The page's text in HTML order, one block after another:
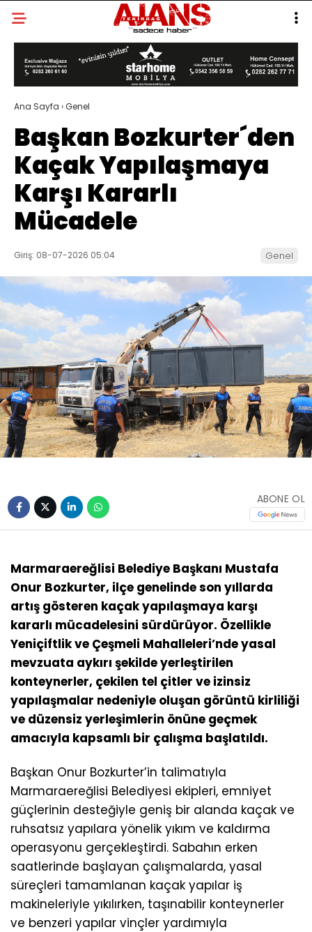
Ana Sayfa ›Genel
Başkan Bozkurter´den
Kaçak Yapılaşmaya
Karşı Kararlı
Mücadele
Giriş: 08-07-2026 05:04 Genel
ABONE OL
Marmaraereğlisi Belediye Başkanı Mustafa
Onur Bozkurter, ilçe genelinde son yıllarda
artış gösteren kaçak yapılaşmaya karşı
kararlı mücadelesini sürdürüyor. Özellikle
Yeniçiftlik ve Çeşmeli Mahalleleri’nde yasal
mevzuata aykırı şekilde yerleştirilen
konteynerler, çekilen tel çitler ve izinsiz
yapılaşmalar nedeniyle oluşan görüntü kirliliği
ve düzensiz yerleşimlerin önüne geçmek
amacıyla kapsamlı bir çalışma başlatıldı.
Başkan Onur Bozkurter’in talimatıyla
Marmaraereğlisi Belediyesi ekipleri, emniyet
güçlerinin desteğiyle geniş bir alanda kaçak ve
ruhsatsız yapılara yönelik yıkım ve kaldırma
operasyonu gerçekleştirdi. Sabahın erken
saatlerinde başlayan çalışmalarda, yasal
süreçleri tamamlanan kaçak yapılar iş
makineleriyle yıkılırken, taşınabilir konteynerler
ve benzeri yapılar vinçler yardımıyla